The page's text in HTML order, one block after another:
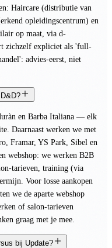
Haircare (distributie van
opleidingscentrum) en
op maat, via d-
zichzelf expliciet als 'full-
advies-eerst, niet
en Barba Italiana — elk
Daarnaast werken we met
Framar, YS Park, Sibel en
webshop: we werken B2B
tarieven, training (via
Voor losse aankopen
we de aparte webshop
of salon-tarieven
graag met je mee.
bij Update?